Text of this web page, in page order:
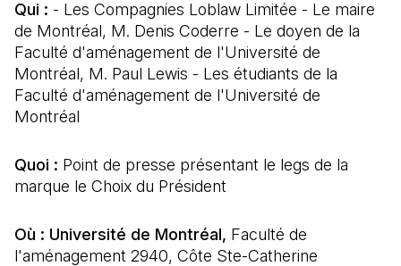
Qui : - Les Compagnies Loblaw Limitée - Le maire
de Montréal, M. Denis Coderre - Le doyen de la
Faculté d'aménagement de l'Université de
Montréal, M. Paul Lewis - Les étudiants de la
Faculté d'aménagement de l'Université de
Montréal
Quoi : Point de presse présentant le legs de la
marque le Choix du Président
Où : Université de Montréal, Faculté de
l'aménagement 2940, Côte Ste-Catherine